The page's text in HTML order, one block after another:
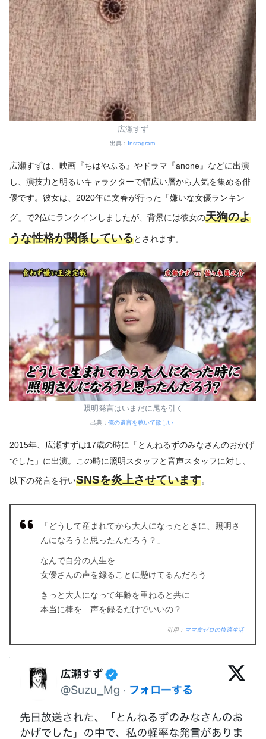
広瀬すず
出典： Instagram
広瀬すずは、映画『ちはやふる』やドラマ『anone』などに出演
し、演技力と明るいキャラクターで幅広い層から人気を集める俳
優です。彼女は、2020年に文春が行った「嫌いな女優ランキン
グ」で2位にランクインしましたが、背景には彼女の天狗のよ
うな性格が関係しているとされます。
照明発言はいまだに尾を引く
出典： 俺の遺言を聴いて欲しい
2015年、広瀬すずは17歳の時に「とんねるずのみなさんのおかげ
でした」に出演。この時に照明スタッフと音声スタッフに対し、
以下の発言を行いSNSを炎上させています。
「どうして産まれてから大人になったときに、照明さ
んになろうと思ったんだろう？」
なんで自分の人生を
女優さんの声を録ることに懸けてるんだろう
きっと大人になって年齢を重ねると共に
本当に棒を…声を録るだけでいいの？
引用： ママ友ゼロの快適生活